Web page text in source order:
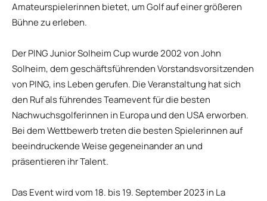
Amateurspielerinnen bietet, um Golf auf einer größeren
Bühne zu erleben.
Der PING Junior Solheim Cup wurde 2002 von John
Solheim, dem geschäftsführenden Vorstandsvorsitzenden
von PING, ins Leben gerufen. Die Veranstaltung hat sich
den Ruf als führendes Teamevent für die besten
Nachwuchsgolferinnen in Europa und den USA erworben.
Bei dem Wettbewerb treten die besten Spielerinnen auf
beeindruckende Weise gegeneinander an und
präsentieren ihr Talent.
Das Event wird vom 18. bis 19. September 2023 in La